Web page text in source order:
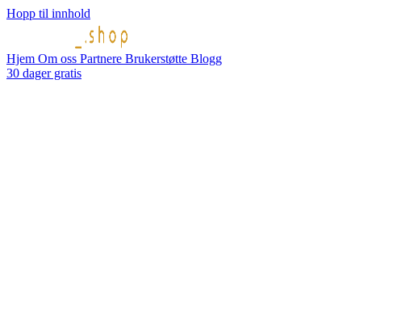
Hopp til innhold
Hjem Om oss Partnere Brukerstøtte Blogg
30 dager gratis